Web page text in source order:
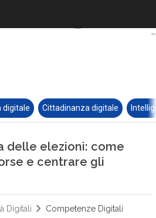
digitale Cittadinanza digitale
delle elezioni: come
e centrare gli
Digitali Competenze Digitali